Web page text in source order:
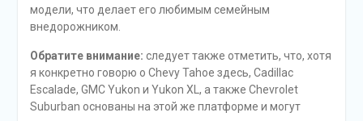
модели, что делает его любимым семейным
внедорожником.
Обратите внимание: следует также отметить, что, хотя
я конкретно говорю о Chevy Tahoe здесь, Cadillac
Escalade, GMC Yukon и Yukon XL, а также Chevrolet
Suburban основаны на этой же платформе и могут